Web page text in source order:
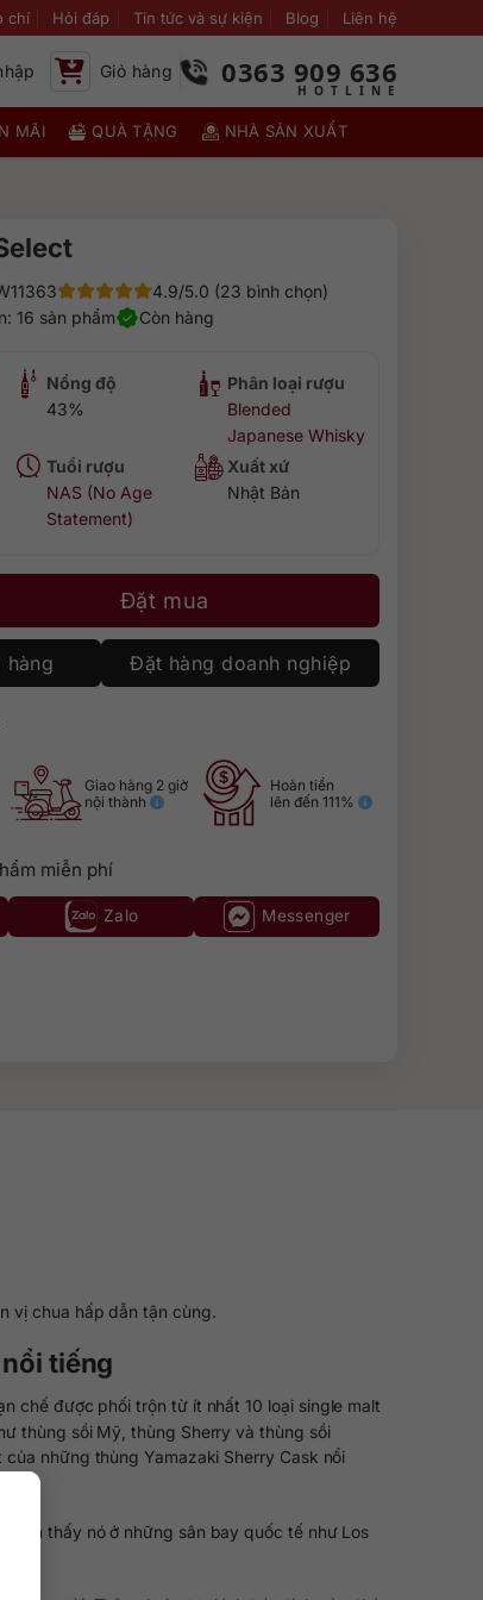
chí Hỏi đáp Tin tức và sự kiện Blog Liên hệ
Giỏ hàng 0363 909 636
MÃI QUÀ TẶNG NHÀ SẢN XUẤT
4.9/5.0 (23 bình chọn)
16 sản phẩm
Còn hàng
Nồng độ
43%
Phân loại rượu
Blended
Japanese Whisky
Tuổi rượu
NAS (No Age
Statement)
Xuất xứ
Nhật Bản
Đặt mua
hàng Đặt hàng doanh nghiệp
Giao hàng 2 giờ
nội thành
Hoàn tiền
lên đến 111%
miễn phí
Zalo Messenger
vị chua hấp dẫn tận cùng.
tiếng
chế được phối trộn từ ít nhất 10 loại single malt
thùng sồi Mỹ, thùng Sherry và thùng sồi
những thùng Yamazaki Sherry Cask nổi
tìm thấy nó ở những sân bay quốc tế như Los